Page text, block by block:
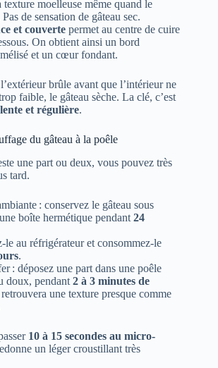
texture moelleuse même quand le
de sensation de gâteau sec.
et couverte permet au centre de cuire
On obtient ainsi un bord
et un cœur fondant.
brûle avant que l’intérieur ne
faible, le gâteau sèche. La clé, c’est
et régulière.
du gâteau à la poêle
une part ou deux, vous pouvez très
tard.
: conservez le gâteau sous
boîte hermétique pendant 24
le au réfrigérateur et consommez-le
.
: déposez une part dans une poêle
doux, pendant 2 à 3 minutes de
une texture presque comme
10 à 15 secondes au micro-
un léger croustillant très